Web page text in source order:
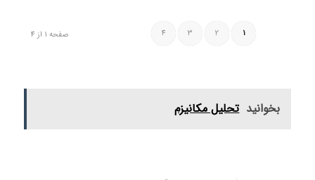
صفحه 1 از 4 1
2
3
4
بخوانید تحليل مكانیزم